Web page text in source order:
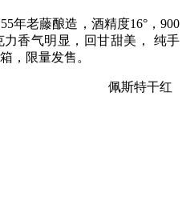
年老藤酿造，酒精度16°，900
香气明显，回甘甜美， 纯手
，限量发售。